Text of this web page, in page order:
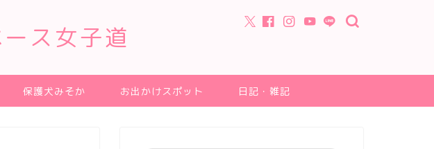
ス女子道
保護犬みそか お出かけスポット 日記・雑記